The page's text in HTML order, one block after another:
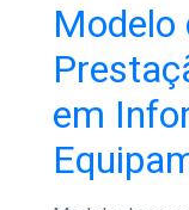
Modelo
em